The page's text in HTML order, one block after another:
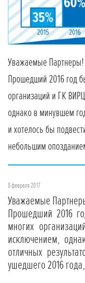
Уважаемые Партнеры!
Прошедший 2016 год
организаций и ГК
однако в минувшем
и хотелось бы
небольшим
8 февраля 2017
Уважаемые
Прошедший 2016
многих
исключением,
отличных
ушедшего 2016